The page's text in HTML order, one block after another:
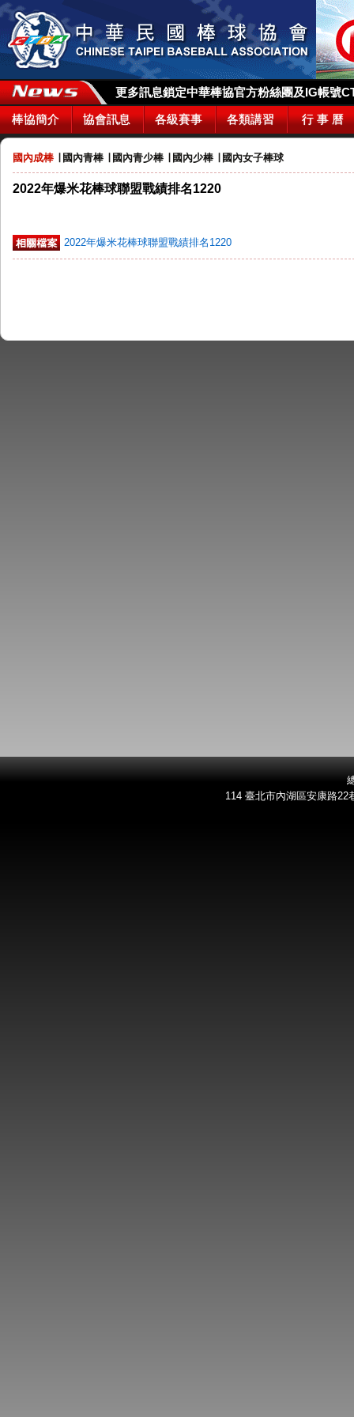
更多訊息鎖定中華棒協官方粉絲團及IG帳號
棒協簡介 協會訊息 各級賽事 各類講習 行 事 曆
國內成棒 國內青棒 國內青少棒 國內少棒 國內女子棒球
2022年爆米花棒球聯盟戰績排名1220
2022年爆米花棒球聯盟戰績排名1220
114 臺北市內湖區安康路22